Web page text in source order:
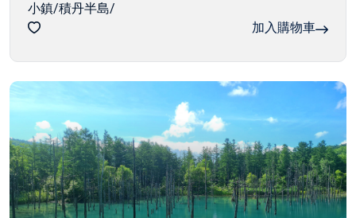
小鎮/積丹半島/
加入購物車